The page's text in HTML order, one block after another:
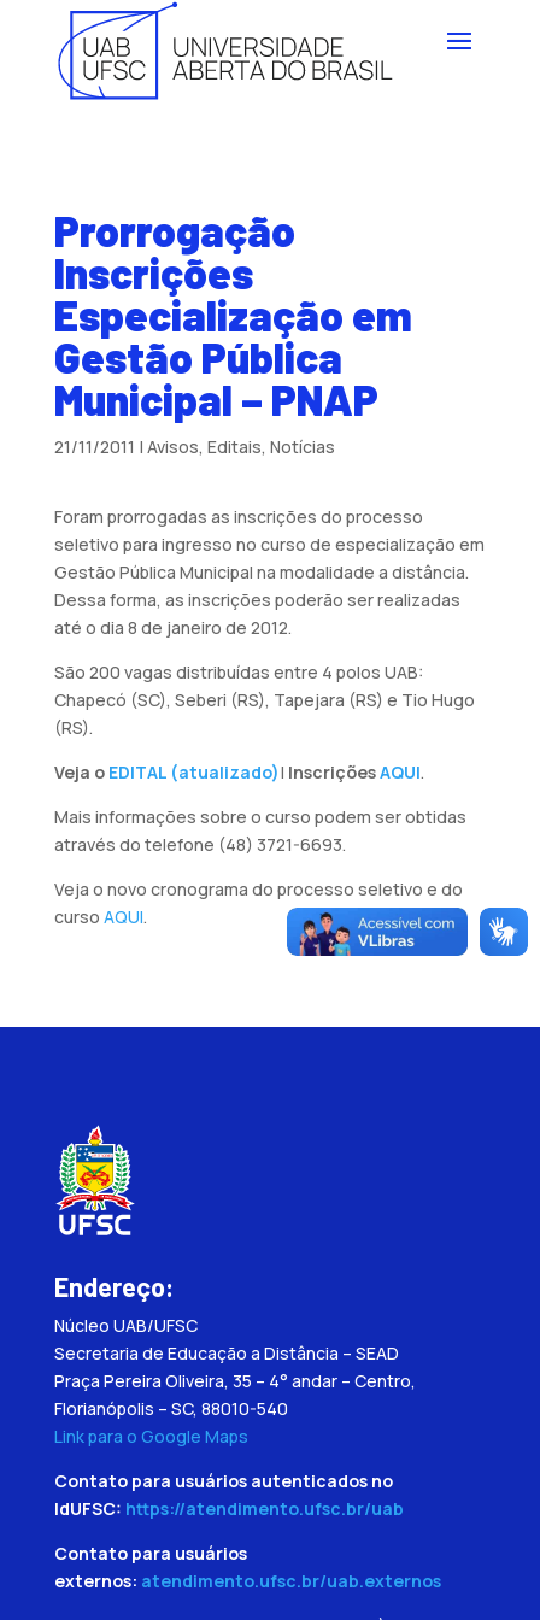
Prorrogação
Inscrições
Especialização em
Gestão Pública
Municipal – PNAP
21/11/2011 | Avisos, Editais, Notícias
Foram prorrogadas as inscrições do processo
seletivo para ingresso no curso de especialização em
Gestão Pública Municipal na modalidade a distância.
Dessa forma, as inscrições poderão ser realizadas
até o dia 8 de janeiro de 2012.
São 200 vagas distribuídas entre 4 polos UAB:
Chapecó (SC), Seberi (RS), Tapejara (RS) e Tio Hugo
(RS).
Veja o EDITAL (atualizado)| InscriçõesAQUI.
Mais informações sobre o curso podem ser obtidas
através do telefone (48) 3721-6693.
Veja o novo cronograma do processo seletivo e do
curso AQUI.
Endereço:
Núcleo UAB/UFSC
Secretaria de Educação a Distância – SEAD
Praça Pereira Oliveira, 35 – 4° andar – Centro,
Florianópolis – SC, 88010-540
Link para o Google Maps
Contato para usuários autenticados no
IdUFSC: https://atendimento.ufsc.br/uab
Contato para usuários
externos: atendimento.ufsc.br/uab.externos